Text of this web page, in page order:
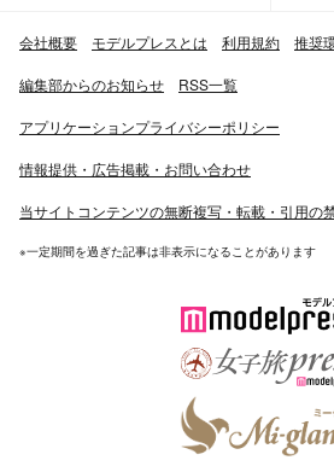
会社概要 モデルプレスとは 利用規約 推奨
編集部からのお知らせ RSS一覧
アプリケーションプライバシーポリシー
情報提供・広告掲載・お問い合わせ
当サイトコンテンツの無断複写・転載・引用の
※一定期間を過ぎた記事は非表示になることがあります